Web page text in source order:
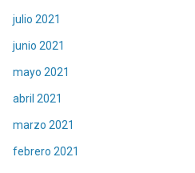
julio 2021
junio 2021
mayo 2021
abril 2021
marzo 2021
febrero 2021